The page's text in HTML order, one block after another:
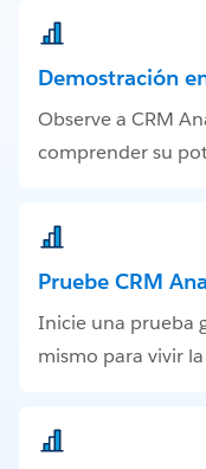
Demostración
Observe a CRM
comprender su
Pruebe CRM
Inicie una prueba
mismo para vivir